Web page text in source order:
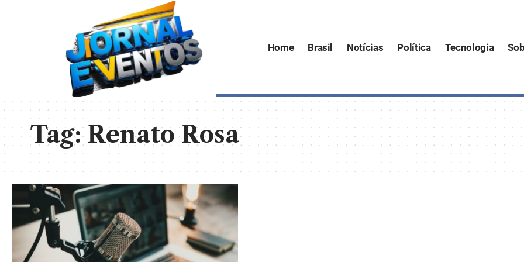
Home Brasil Notícias Política Tecnologia
Tag:Renato Rosa